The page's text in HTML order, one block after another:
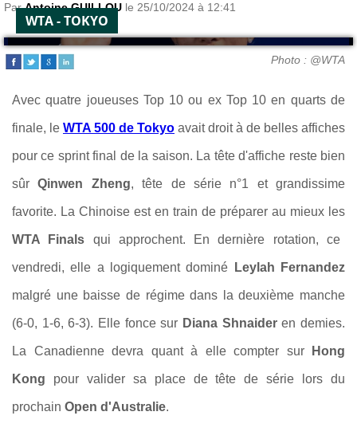
ParAntoine GUILLOU le 25/10/2024 à 12:41
WTA - TOKYO
Photo : @WTA
Avec quatre joueuses Top 10 ou ex Top 10 en quarts de
finale, le WTA 500 de Tokyo avait droit à de belles affiches
pour ce sprint final de la saison. La tête d'affiche reste bien
sûrQinwen Zheng, tête de série n°1 et grandissime
favorite. La Chinoise est en train de préparer au mieux les
WTA Finals qui approchent. En dernière rotation, ce
vendredi, elle a logiquement dominé Leylah Fernandez
malgré une baisse de régime dans la deuxième manche
(6-0, 1-6, 6-3). Elle fonce sur Diana Shnaideren demies.
La Canadienne devra quant à elle compter sur Hong
Kong pour valider sa place de tête de série lors du
prochain Open d'Australie.